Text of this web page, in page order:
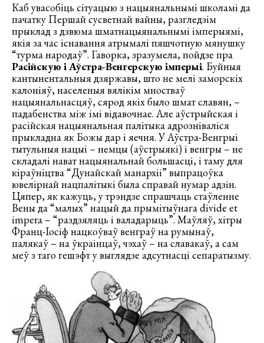
Каб увасобіць сітуацыю з нацыянальнымі школамі да
пачатку Першай сусветнай вайны, разгледзім
прыклад з дзвюма шматнацыянальнымі імперыямі,
якія за час існавання атрымалі пяшчотную мянушку
“турма народаў”. Гаворка, зразумела, пойдзе пра
Расійскую і Аўстра-Венгерскую імперыі. Буйныя
кантынентальныя дзяржавы, што не мелі заморскіх
калоніяў, населеныя вялікім мностваў
нацыянальнасцяў, сярод якіх было шмат славян, –
падабенства між імі відавочнае. Але аўстрыйская і
расійская нацыянальная палітыка адрозніваліся
прыкладна як Божы дар і яечня. У Аўстра-Венгрыі
тытульныя нацыі – немцы (аўстрыякі) і венгры – не
складалі нават нацыянальнай большасці, і таму для
кіраўніцтва “Дунайскай манархіі” выпрацоўка
ювелірнай нацпалітыкі была справай нумар адзін.
Цяпер, як кажуць, у трэндзе спрашчаць стаўленне
Вены да “малых” нацый да прымітыўнага divide et
impera – “раздзяляць і валадарыць”. Маўляў, хітры
Франц-Іосіф нацкоўваў венграў на румынаў,
палякаў – на ўкраінцаў, чэхаў – на славакаў, а сам
меў з таго гешэфт у выглядзе адсутнасці сепаратызму.